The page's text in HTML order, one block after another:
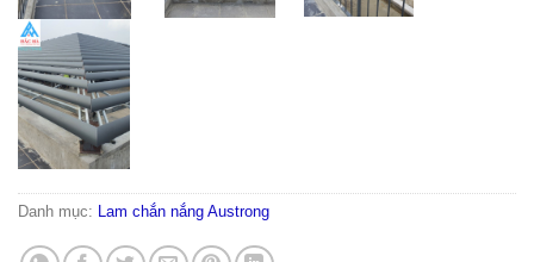
Danh mục: Lam chắn nắng Austrong